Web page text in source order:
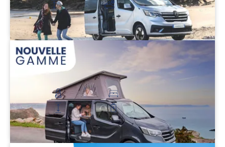
Hauteur : 2 m
Isolation toile de toit
Découvrir
Flex 5
Parfait pour une famille d’aventurier
62 900 €
5 places route
4 places couchage
Hauteur : 2 m
Autonomie 5 jours
Découvrir